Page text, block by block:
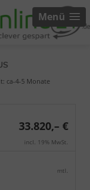
Menü
ca-4-5 Monate
33.820,– €
incl. 19% MwSt.
mtl.